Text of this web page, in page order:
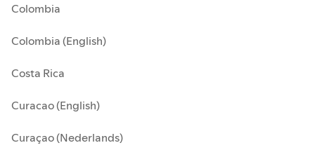
Colombia
Colombia (English)
Costa Rica
Curacao (English)
Curaçao (Nederlands)